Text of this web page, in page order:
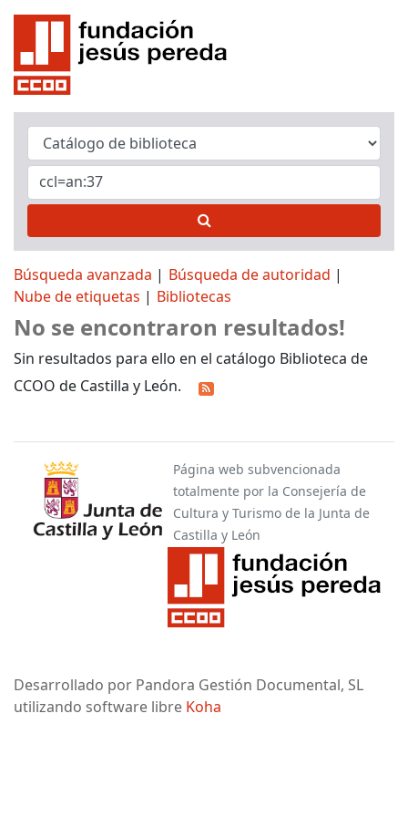
Búsqueda avanzada
Búsqueda de autoridad
Nube de etiquetas
Bibliotecas
No se encontraron resultados!
Sin resultados para ello en el catálogo Biblioteca de
CCOO de Castilla y León.
Página web subvencionada
totalmente por la Consejería de
Cultura y Turismo de la Junta de
Castilla y León
Desarrollado por Pandora Gestión Documental, SL
utilizando software libre Koha